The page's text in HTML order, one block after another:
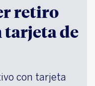
retiro
tarjeta de
con tarjeta